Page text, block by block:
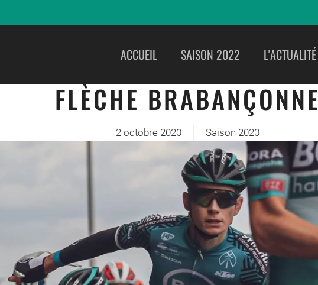
ACCUEIL SAISON 2022 L'ACTUALITÉ
FLÈCHE BRABANÇONNE
2 octobre 2020 Saison 2020